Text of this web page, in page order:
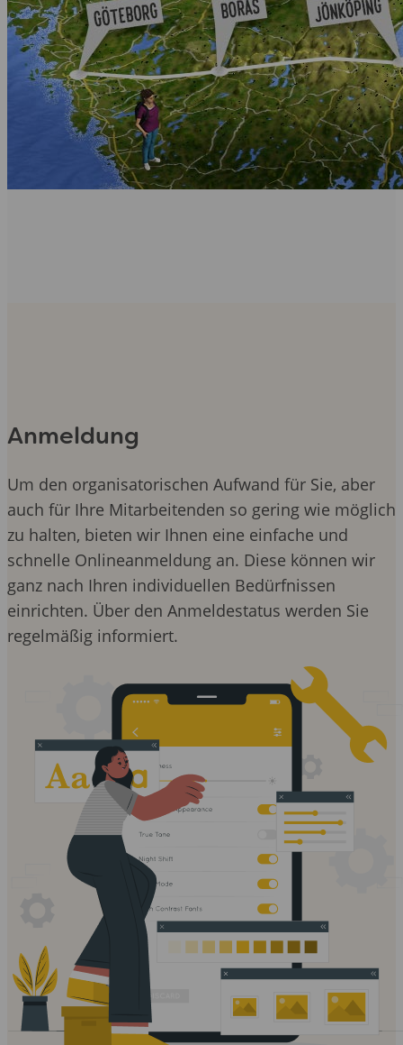
Anmeldung
Um den organisatorischen Aufwand für Sie, aber
auch für Ihre Mitarbeitenden so gering wie möglich
zu halten, bieten wir Ihnen eine einfache und
schnelle Onlineanmeldung an. Diese können wir
ganz nach Ihren individuellen Bedürfnissen
einrichten. Über den Anmeldestatus werden Sie
regelmäßig informiert.